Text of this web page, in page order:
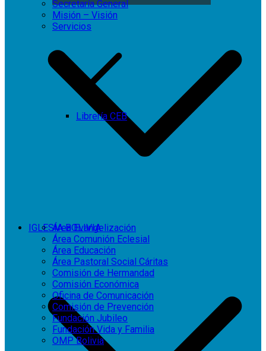
Secretaría General
Misión – Visión
Servicios
Librería CEB
Área Evangelización
Área Comunión Eclesial
Área Educación
Área Pastoral Social Cáritas
Comisión de Hermandad
Comisión Económica
Oficina de Comunicación
Comisión de Prevención
Fundación Jubileo
Fundación Vida y Familia
OMP Bolivia
IGLESIA BOLIVIA